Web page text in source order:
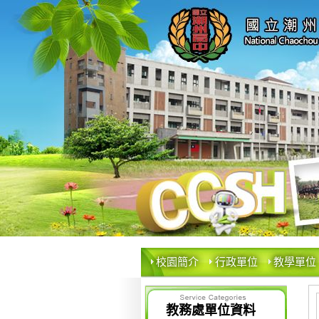
校園簡介 行政單位 教學單位
教務處單位資料